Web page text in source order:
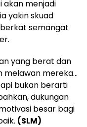
akan menjadi
yakin skuad
semangat
yang berat dan
melawan mereka…
bukan berarti
dukungan
besar bagi
(SLM)